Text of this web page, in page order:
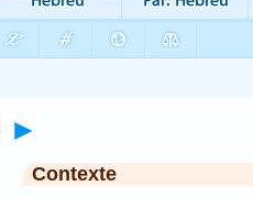
►
Contexte